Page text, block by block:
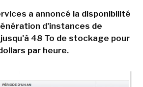
a annoncé la disponibilité
d'instances de
48 To de stockage pour
par heure.